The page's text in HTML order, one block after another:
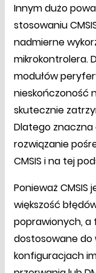
Innym dużo
stosowaniu
nadmierne
mikrokontrolera.
modułów
nieskończoność
skutecznie
Dlatego
rozwiązanie
CMSIS i na tej
Ponieważ
większość
poprawionych, a
dostosowane do
konfiguracjach